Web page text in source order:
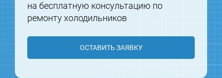
на бесплатную консультацию по
ремонту холодильников
ОСТАВИТЬ ЗАЯВКУ